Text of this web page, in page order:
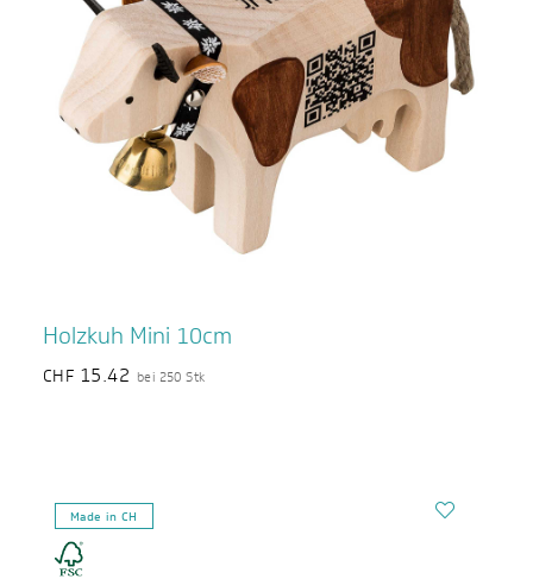
Holzkuh Mini 10cm
CHF 15.42 bei 250 Stk
Made in CH